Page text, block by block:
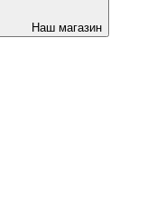
Наш магазин